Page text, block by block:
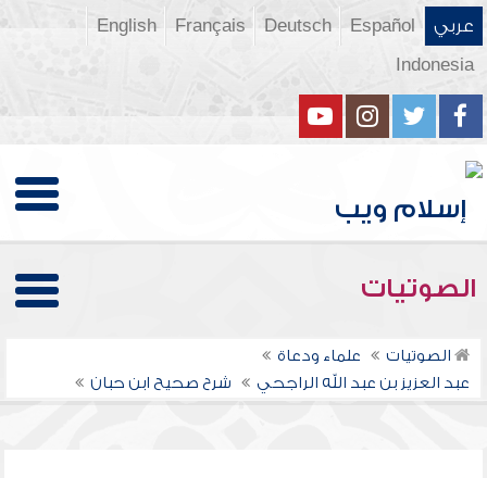
عربي Español
Deutsch
Français
English
Indonesia
الصوتيات
الصوتيات
علماء ودعاة
عبد العزيز بن عبد الله الراجحي
شرح صحيح ابن حبان